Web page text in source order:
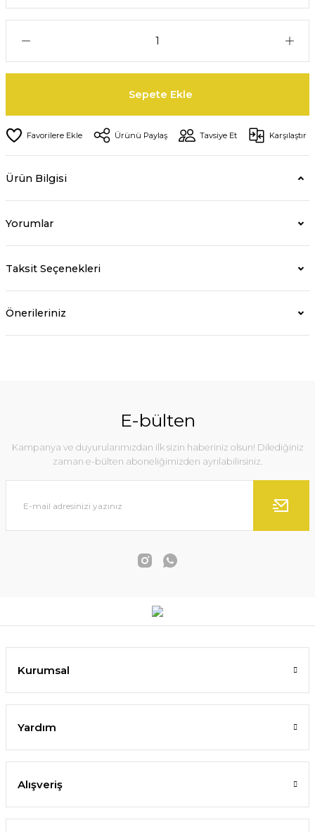
Sepete Ekle
Ürünü Paylaş Tavsiye Et Karşılaştır
Ürün Bilgisi
Yorumlar
Taksit Seçenekleri
Önerileriniz
E-bülten
Kampanya ve duyurularımızdan ilk sizin haberiniz olsun! Dilediğiniz
zaman e-bülten aboneliğimizden ayrılabilirsiniz.
Kurumsal
Yardım
Alışveriş